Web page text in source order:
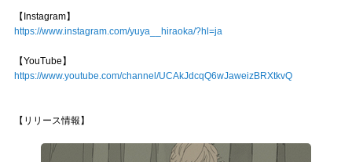
【Instagram】
https://www.instagram.com/yuya__hiraoka/?hl=ja
【YouTube】
https://www.youtube.com/channel/UCAkJdcqQ6wJaweizBRXtkvQ
【リリース情報】